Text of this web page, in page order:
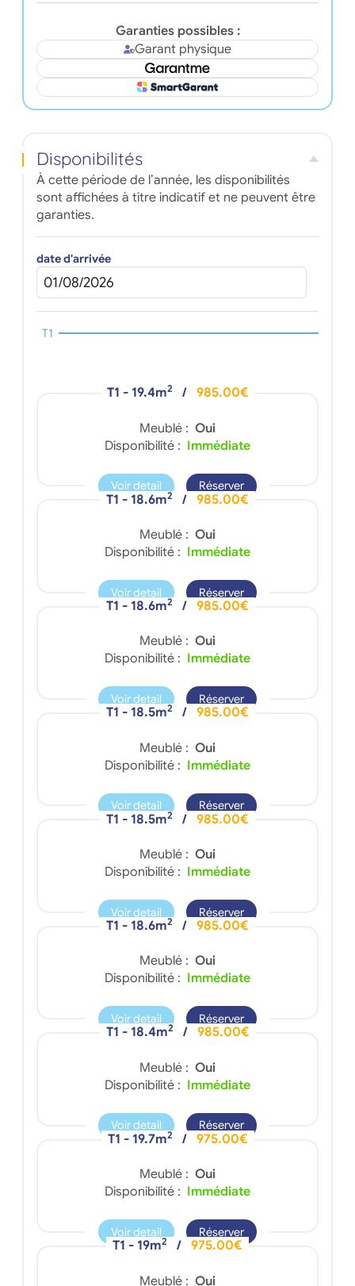
Garanties possibles :
Garant physique
Disponibilités
À cette période de l’année, les disponibilités
sont affichées à titre indicatif et ne peuvent être
garanties.
date d'arrivée
T1
T1 - 19.4m2 / 985.00€
Meublé : Oui
Disponibilité : Immédiate
Voir detail Réserver
T1 - 18.6m2 / 985.00€
Meublé : Oui
Disponibilité : Immédiate
Voir detail Réserver
T1 - 18.6m2 / 985.00€
Meublé : Oui
Disponibilité : Immédiate
Voir detail Réserver
T1 - 18.5m2 / 985.00€
Meublé : Oui
Disponibilité : Immédiate
Voir detail Réserver
T1 - 18.5m2 / 985.00€
Meublé : Oui
Disponibilité : Immédiate
Voir detail Réserver
T1 - 18.6m2 / 985.00€
Meublé : Oui
Disponibilité : Immédiate
Voir detail Réserver
T1 - 18.4m2 / 985.00€
Meublé : Oui
Disponibilité : Immédiate
Voir detail Réserver
T1 - 19.7m2 / 975.00€
Meublé : Oui
Disponibilité : Immédiate
Voir detail Réserver
T1 - 19m2 / 975.00€
Meublé : Oui